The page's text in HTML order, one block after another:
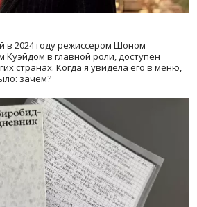
в 2024 годурежиссером Шоном
в главной роли, доступен
странах. Когда я увидела его в меню,
зачем?